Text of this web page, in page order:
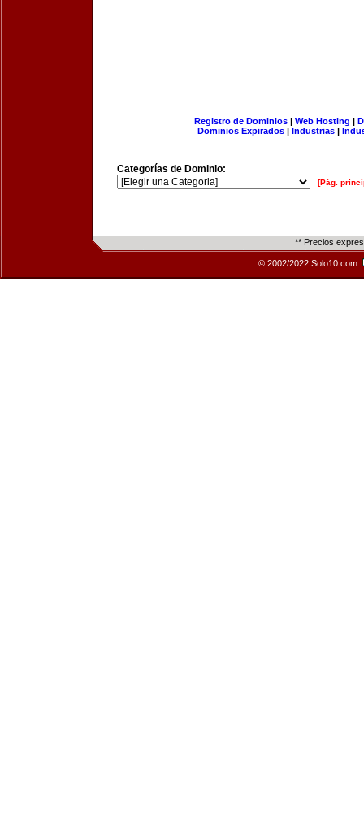
Registro de Dominios| Web Hosting |
Dominios Expirados | Industrias |
Categorías de Dominio:
[Pág.
** Precios
© 2002/2022 Solo10.com